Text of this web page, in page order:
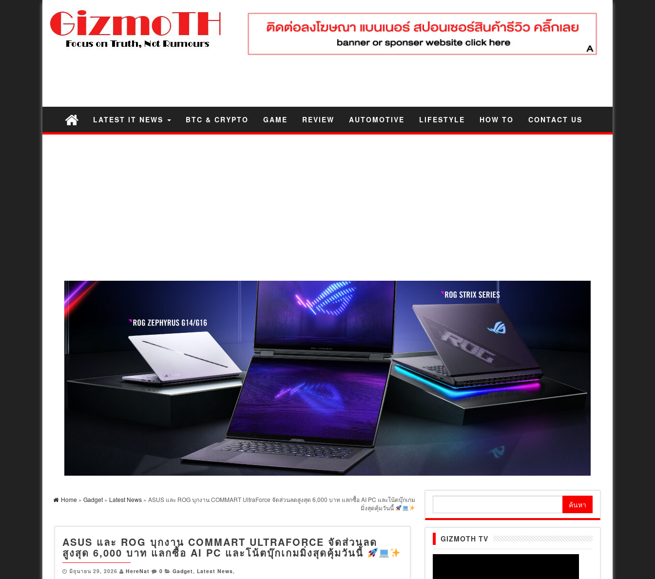
LATEST IT NEWS BTC & CRYPTO GAME REVIEW AUTOMOTIVE LIFESTYLE HOW TO CONTACT US
Home » Gadget » Latest News » ASUS และ ROG บุกงาน COMMART UltraForce จัดส่วนลดสูงสุด 6,000 บาท แลกซื้อ AI PC และโน้ตบุ๊กเกม
มิ่งสุดคุ้มวันนี้
ASUS และ ROG บุกงาน COMMART ULTRAFORCE จัดส่วนลด
สูงสุด 6,000 บาท แลกซื้อ AI PC และโน้ตบุ๊กเกมมิ่งสุดคุ้มวันนี้
มิถุนายน 29, 2026 HereNat 0 Gadget, Latest News,
GIZMOTH TV